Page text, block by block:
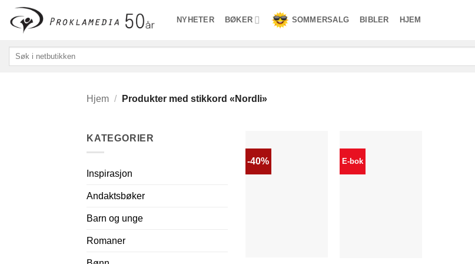
Skip
content
NYHETER BØKER SOMMERSALG BIBLER HJEM
Søk
Hjem / Produkter med stikkord «Nordli»
KATEGORIER
Inspirasjon
Andaktsbøker
Barn og unge
Romaner
-40% E-bok